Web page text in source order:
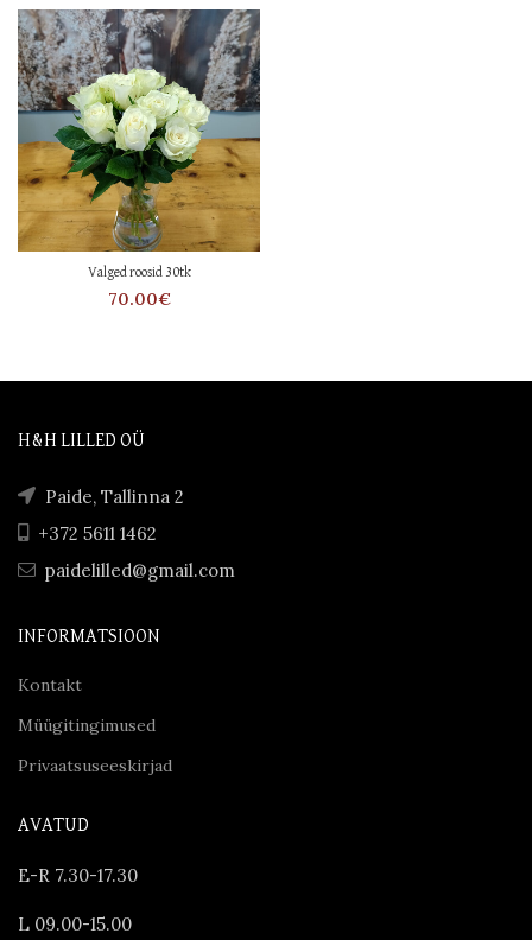
Valged roosid 30tk
70.00€
H&H LILLED OÜ
Paide, Tallinna 2
+372 5611 1462
paidelilled@gmail.com
INFORMATSIOON
Kontakt
Müügitingimused
Privaatsuseeskirjad
AVATUD
E-R 7.30-17.30
L 09.00-15.00